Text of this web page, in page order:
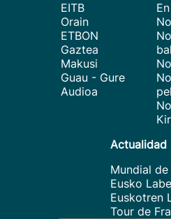
EITB
Orain
ETBON
Gaztea
Makusi
Guau - Gure
Audioa
Actualidad
Mundial
Eusko
Euskotren
Tour de